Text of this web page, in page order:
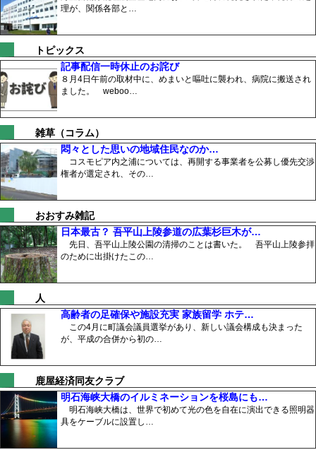
理が、関係各部と…
トピックス
記事配信一時休止のお詫び
８月4日午前の取材中に、めまいと嘔吐に襲われ、病院に搬送され
ました。 weboo…
雑草（コラム）
悶々とした思いの地域住民なのか…
コスモピア内之浦については、再開する事業者を公募し優先交渉
権者が選定され、その…
おおすみ雑記
日本最古？ 吾平山上陵参道の広葉杉巨木が…
先日、吾平山上陵公園の清掃のことは書いた。 吾平山上陵参拝
のために出掛けたこの…
人
高齢者の足確保や施設充実 家族留学 ホテ…
この4月に町議会議員選挙があり、新しい議会構成も決まった
が、平成の合併から初の…
鹿屋経済同友クラブ
明石海峡大橋のイルミネーションを桜島にも…
明石海峡大橋は、世界で初めて光の色を自在に演出できる照明器
具をケーブルに設置し…